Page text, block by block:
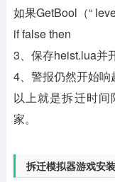
如果GetBool（“
if false then
3、保存heist.lua并
4、警报仍然开始响
以上就是拆迁时
家。
拆迁模拟器游戏安